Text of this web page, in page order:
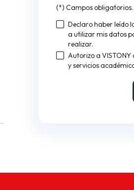
(*) Campos obligatorios.
Declaro haber leído
a utilizar mis datos
realizar.
Autorizo a
y servicios